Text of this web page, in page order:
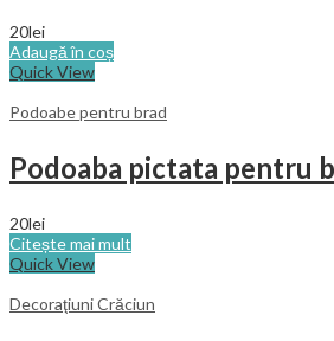
20lei
Adaugă în coș
Quick View
Podoabe pentru brad
Podoaba pictata pentru
20lei
Citește mai mult
Quick View
Decoraţiuni Crăciun